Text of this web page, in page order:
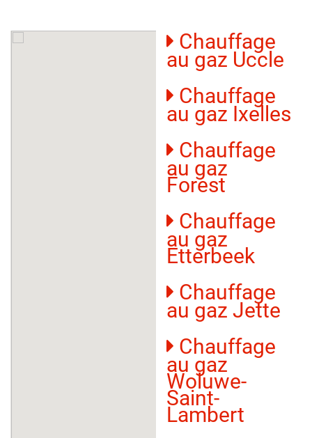
Chauffage
au gaz Uccle
Chauffage
au gaz Ixelles
Chauffage
au gaz
Forest
Chauffage
au gaz
Etterbeek
Chauffage
au gaz Jette
Chauffage
au gaz
Woluwe-
Saint-
Lambert